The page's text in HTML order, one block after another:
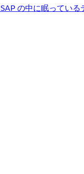
SAP の中に眠ってい